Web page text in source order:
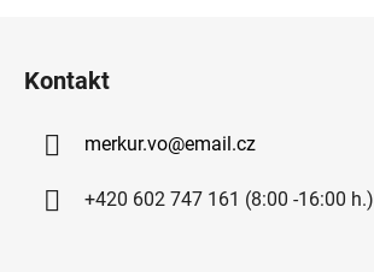
Kontakt
merkur.vo@email.cz
+420 602 747 161 (8:00 -16:00 h.)